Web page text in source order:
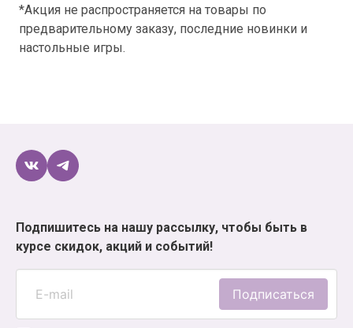
*Акция не распространяется на товары по
предварительному заказу, последние новинки и
настольные игры.
Подпишитесь на нашу рассылку, чтобы быть в
курсе скидок, акций и событий!
Подписаться